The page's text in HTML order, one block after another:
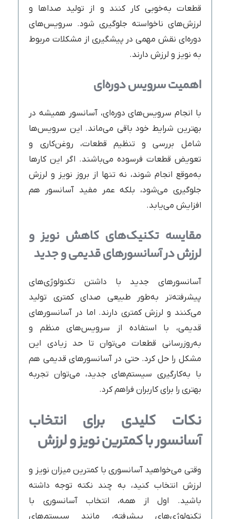
قطعات به‌خوبی کار کنند و از تولید صداها و
لرزش‌های ناخواسته جلوگیری شود. سرویس‌های
دوره‌ای نقش مهمی در پیشگیری از مشکلات مربوط
به نویز و لرزش دارند.
اهمیت سرویس دوره‌ای
با انجام سرویس‌های دوره‌ای، آسانسور همیشه در
بهترین شرایط خود باقی می‌ماند. این سرویس‌ها
شامل بررسی و تنظیم قطعات، روغن‌کاری و
تعویض قطعات فرسوده می‌باشند. اگر این کارها
به‌موقع انجام شوند، نه تنها از بروز نویز و لرزش
جلوگیری می‌شود، بلکه عمر مفید آسانسور هم
افزایش می‌یابد.
مقایسه تکنیک‌های کاهش نویز و
لرزش در آسانسورهای قدیمی و جدید
آسانسورهای جدید با داشتن تکنولوژی‌های
پیشرفته‌تر به‌طور طبیعی صدای کمتری تولید
می‌کنند و لرزش کمتری دارند. اما در آسانسورهای
قدیمی، با استفاده از سرویس‌های منظم و
به‌روزرسانی قطعات می‌توان تا حد زیادی این
مشکل را حل کرد. حتی در آسانسورهای قدیمی هم
با به‌کارگیری سیستم‌های جدید، می‌توان تجربه
بهتری را برای کاربران فراهم کرد.
نکات کلیدی برای انتخاب
آسانسور با کمترین نویز و لرزش
وقتی می‌خواهید آسانسوری با کمترین میزان نویز و
لرزش انتخاب کنید، به چند نکته توجه داشته
باشید. اول از همه، انتخاب آسانسوری با
تکنولوژی‌های پیشرفته، مانند سیستم‌های